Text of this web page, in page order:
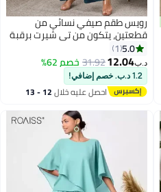
رويس طقم صيفي نسائي من
قطعتين، يتكون من تي شيرت برقبة
مستديرة وأكمام قصيرة وسروال
بخصر مطاطي، طقم مريح على
البشرة للسيدات، مثالي للارتداء
اليومي أو في المكتب أو في أي
مناسبة
5.0
1
د.ب‏12.04
31.92خصم 62%
1.2 د.ب. خصم إضافي!
احصل عليه خلال 12 - 13